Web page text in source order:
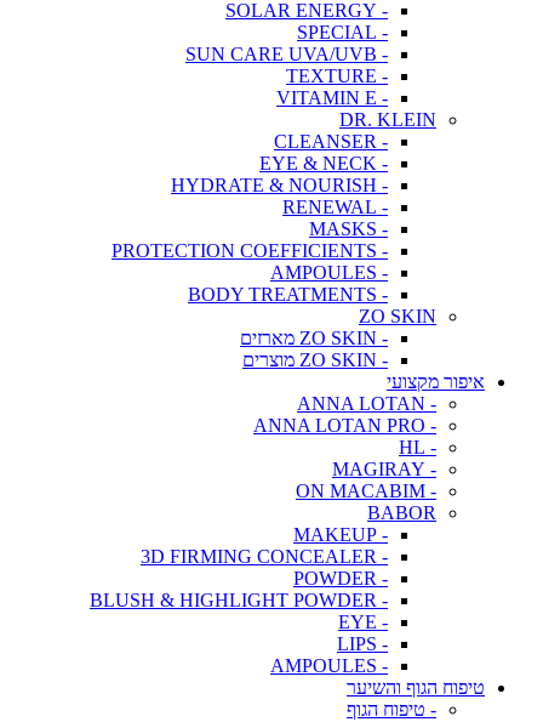
- SOLAR ENERGY
- SPECIAL
- SUN CARE UVA/UVB
- TEXTURE
- VITAMIN E
DR. KLEIN
- CLEANSER
- EYE & NECK
- HYDRATE & NOURISH
- RENEWAL
- MASKS
- PROTECTION COEFFICIENTS
- AMPOULES
- BODY TREATMENTS
ZO SKIN
- ZO SKIN מארזים
- ZO SKIN מוצרים
איפור מקצועי
- ANNA LOTAN
- ANNA LOTAN PRO
- HL
- MAGIRAY
- ON MACABIM
BABOR
- MAKEUP
- 3D FIRMING CONCEALER
- POWDER
- BLUSH & HIGHLIGHT POWDER
- EYE
- LIPS
- AMPOULES
טיפוח הגוף והשיער
- טיפוח הגוף